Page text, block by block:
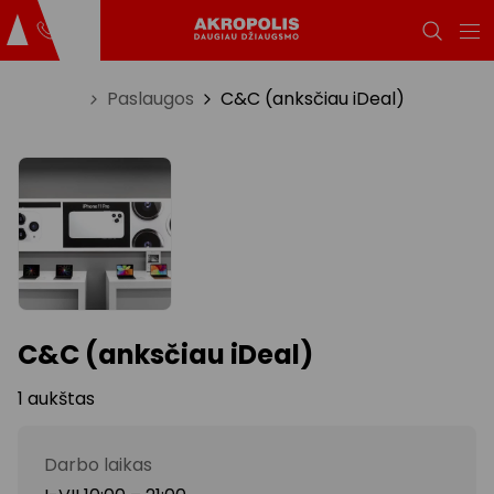
Paslaugos C&C (anksčiau iDeal)
C&C (anksčiau iDeal)
1 aukštas
Darbo laikas